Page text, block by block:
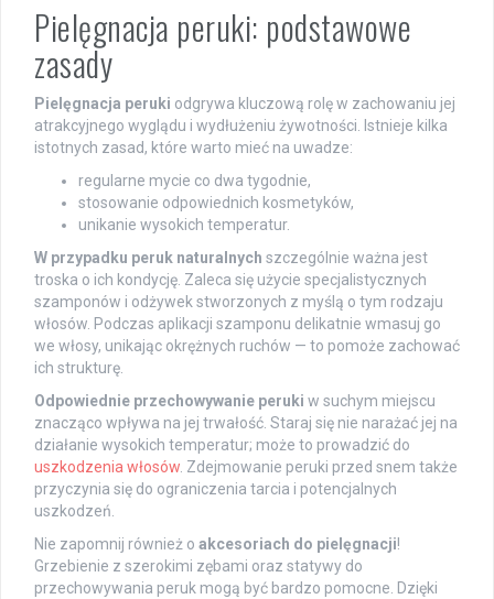
Pielęgnacja peruki: podstawowe
zasady
Pielęgnacja peruki odgrywa kluczową rolę w zachowaniu jej
atrakcyjnego wyglądu i wydłużeniu żywotności. Istnieje kilka
istotnych zasad, które warto mieć na uwadze:
regularne mycie co dwa tygodnie,
stosowanie odpowiednich kosmetyków,
unikanie wysokich temperatur.
W przypadku peruk naturalnych szczególnie ważna jest
troska o ich kondycję. Zaleca się użycie specjalistycznych
szamponów i odżywek stworzonych z myślą o tym rodzaju
włosów. Podczas aplikacji szamponu delikatnie wmasuj go
we włosy, unikając okrężnych ruchów — to pomoże zachować
ich strukturę.
Odpowiednie przechowywanie peruki w suchym miejscu
znacząco wpływa na jej trwałość. Staraj się nie narażać jej na
działanie wysokich temperatur; może to prowadzić do
uszkodzenia włosów . Zdejmowanie peruki przed snem także
przyczynia się do ograniczenia tarcia i potencjalnych
uszkodzeń.
Nie zapomnij również o akcesoriach do pielęgnacji!
Grzebienie z szerokimi zębami oraz statywy do
przechowywania peruk mogą być bardzo pomocne. Dzięki